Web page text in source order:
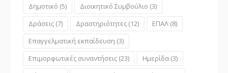
Δημοτικό (5) Διοικητικό Συμβούλιο (3)
Δράσεις (7) Δραστηριότητες (12) ΕΠΑΛ (8)
Επαγγελματική εκπαίδευση (3)
Επιμορφωτικές συναντήσεις (23) Ημερίδα (3)